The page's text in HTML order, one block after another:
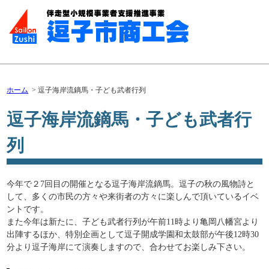
ホーム 逗子海岸流鏑馬・子ども武者行列
逗子海岸流鏑馬・子ども武者行
列
今年で２7回目の開催となる逗子海岸流鏑馬。逗子の秋の風物詩と
して、多くの市民の方々や来街者の方々に楽しんで頂いているイベ
ントです。
また今年は新たに、子ども武者行列が午前11時より亀岡八幡宮より
出陣するほか、特別企画として逗子開成学園和太鼓部が午後12時30
分より逗子海岸にて演奏しますので、合わせてお楽しみ下さい。